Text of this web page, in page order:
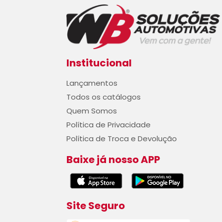
Institucional
Lançamentos
Todos os catálogos
Quem Somos
Política de Privacidade
Política de Troca e Devolução
Baixe já nosso APP
Site Seguro